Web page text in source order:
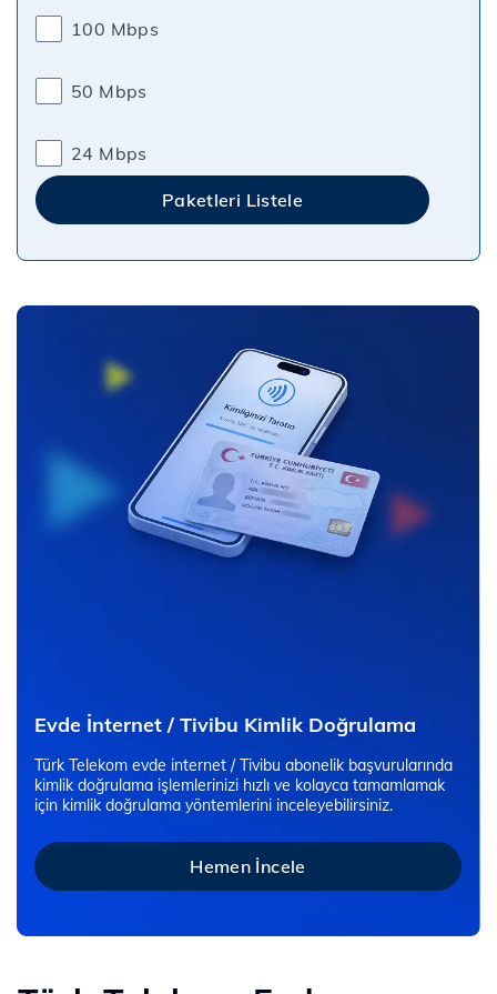
24 Mbps
50 Mbps
100 Mbps
Paketleri Listele
Evde İnternet / Tivibu Kimlik Doğrulama
Türk Telekom evde internet / Tivibu abonelik başvurularında
kimlik doğrulama işlemlerinizi hızlı ve kolayca tamamlamak
için kimlik doğrulama yöntemlerini inceleyebilirsiniz.
Hemen İncele